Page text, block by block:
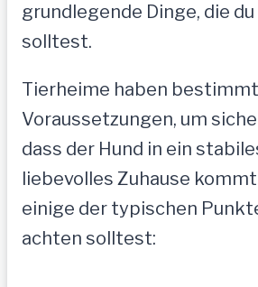
grundlegende Dinge, die
solltest.
Tierheime haben
Voraussetzungen, um
dass der Hund in ein
liebevolles Zuhause
einige der typischen
achten solltest: